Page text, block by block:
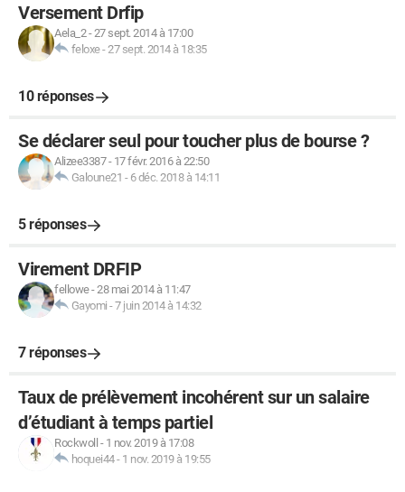
Versement Drfip
Aela_2-27 sept. 2014 à 17:00
feloxe-27 sept. 2014 à 18:35
10 réponses
Se déclarer seul pour toucher plus de bourse ?
Alizee3387- 17 févr. 2016 à 22:50
Galoune21 - 6 déc. 2018 à 14:11
5 réponses
Virement DRFIP
fellowe-28 mai 2014 à 11:47
Gayomi -7 juin 2014 à 14:32
7 réponses
Taux de prélèvement incohérent sur un salaire
d’étudiant à temps partiel
Rockwoll - 1 nov. 2019 à 17:08
hoquei44- 1 nov. 2019 à 19:55